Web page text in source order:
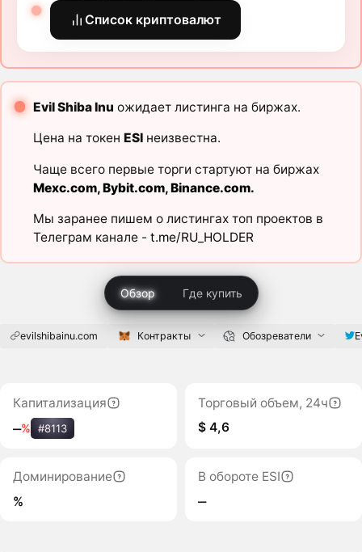
Список криптовалют
Evil Shiba Inu ожидает листинга на биржах.
Цена на токен ESIнеизвестна.
Чаще всего первые торги стартуют на биржах
Mexc.com,Bybit.com,Binance.com.
Мы заранее пишем о листингах топ проектов в
Телеграм канале - t.me/RU_HOLDER
Обзор Где купить
evilshibainu.com Контракты Обозреватели
Капитализация
‒% #8113
Торговый объем, 24ч
$ 4,6
Доминирование
%
В обороте ESI
‒